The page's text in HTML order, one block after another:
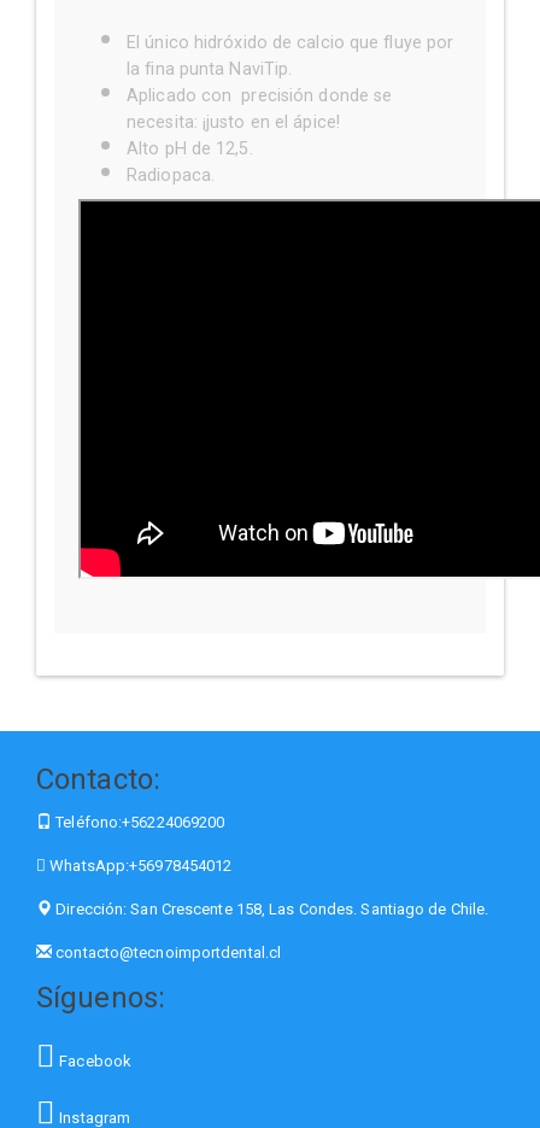
El único hidróxido de calcio que fluye por
la fina punta NaviTip.
Aplicado con precisión donde se
necesita: ¡justo en el ápice!
Alto pH de 12,5.
Radiopaca.
Contacto:
Teléfono:+56224069200
WhatsApp:+56978454012
Dirección:San Crescente 158, Las Condes. Santiago de Chile.
contacto@tecnoimportdental.cl
Síguenos:
Facebook
Instagram